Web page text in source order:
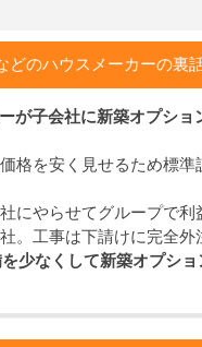
どのハウスメーカーの裏
が子会社に新築オプシ
格を安く見せるため標
にやらせてグループで利
。工事は下請けに完全外
少なくして新築オプシ